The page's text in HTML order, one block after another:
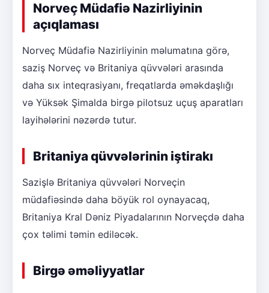
Norveç Müdafiə Nazirliyinin
açıqlaması
Norveç Müdafiə Nazirliyinin məlumatına görə,
saziş Norveç və Britaniya qüvvələri arasında
daha sıx inteqrasiyanı, freqatlarda əməkdaşlığı
və Yüksək Şimalda birgə pilotsuz uçuş aparatları
layihələrini nəzərdə tutur.
Britaniya qüvvələrinin iştirakı
Sazişlə Britaniya qüvvələri Norveçin
müdafiəsində daha böyük rol oynayacaq,
Britaniya Kral Dəniz Piyadalarının Norveçdə daha
çox təlimi təmin ediləcək.
Birgə əməliyyatlar